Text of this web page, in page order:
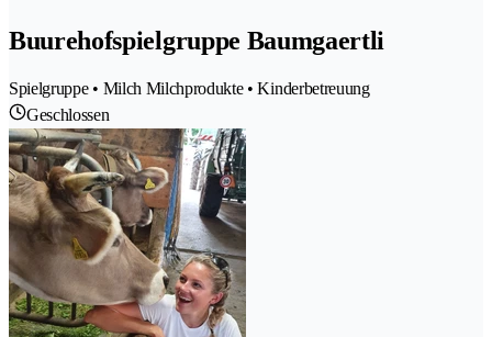
Buurehofspielgruppe Baumgaertli
Spielgruppe • Milch Milchprodukte • Kinderbetreuung
Geschlossen